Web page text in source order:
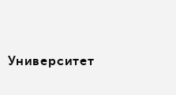
Университет